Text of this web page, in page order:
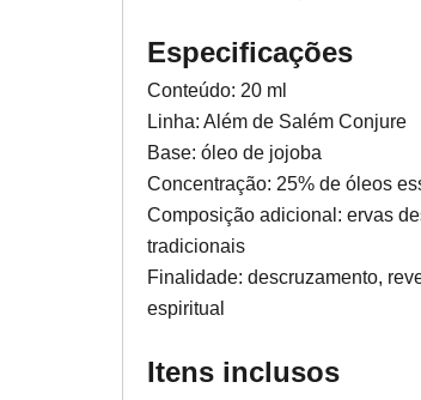
Especificações
Conteúdo: 20 ml
Linha: Além de Salém Conjure
Base: óleo de jojoba
Concentração: 25% de óleos
Composição adicional: ervas
tradicionais
Finalidade: descruzamento,
espiritual
Itens inclusos